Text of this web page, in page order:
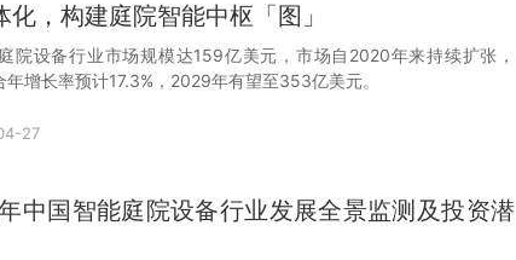
，构建庭院智能中枢「图」
院设备行业市场规模达159亿美元，市场自2020年来持续扩张，
增长率预计17.3%，2029年有望至353亿美元。
27
中国智能庭院设备行业发展全景监测及投资潜